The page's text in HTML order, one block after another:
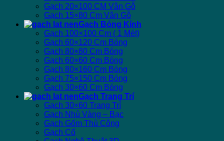
Gạch 20×100 CM Vân Gỗ
Gạch 15×80 Cm Vân Gỗ
Gạch Bóng Kính
Gạch 100×100 Cm ( 1 Mét)
Gạch 60×120 Cm Bóng
Gạch 80×80 Cm Bóng
Gạch 60×60 Cm Bóng
Gạch 80×160 Cm Bóng
Gạch 75×150 Cm Bóng
Gạch 30×60 Cm Bóng
Gạch Trang Trí
Gạch 30×60 Trang Trí
Gạch Nhủ Vàng – Bạc
Gạch Gốm Thủ Công
Gạch Cổ